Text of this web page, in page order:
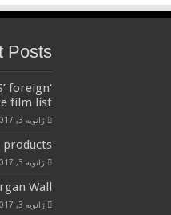
Posts
foreign
film list
ژانویه 3, 2017
ژانویه 3, 2017
Wall
ژانویه 3, 2017